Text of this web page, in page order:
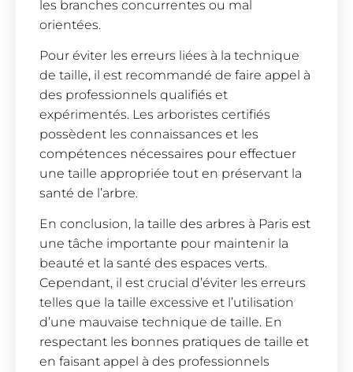
les branches concurrentes ou mal
orientées.
Pour éviter les erreurs liées à la technique
de taille, il est recommandé de faire appel à
des professionnels qualifiés et
expérimentés. Les arboristes certifiés
possèdent les connaissances et les
compétences nécessaires pour effectuer
une taille appropriée tout en préservant la
santé de l’arbre.
En conclusion, la taille des arbres à Paris est
une tâche importante pour maintenir la
beauté et la santé des espaces verts.
Cependant, il est crucial d’éviter les erreurs
telles que la taille excessive et l’utilisation
d’une mauvaise technique de taille. En
respectant les bonnes pratiques de taille et
en faisant appel à des professionnels